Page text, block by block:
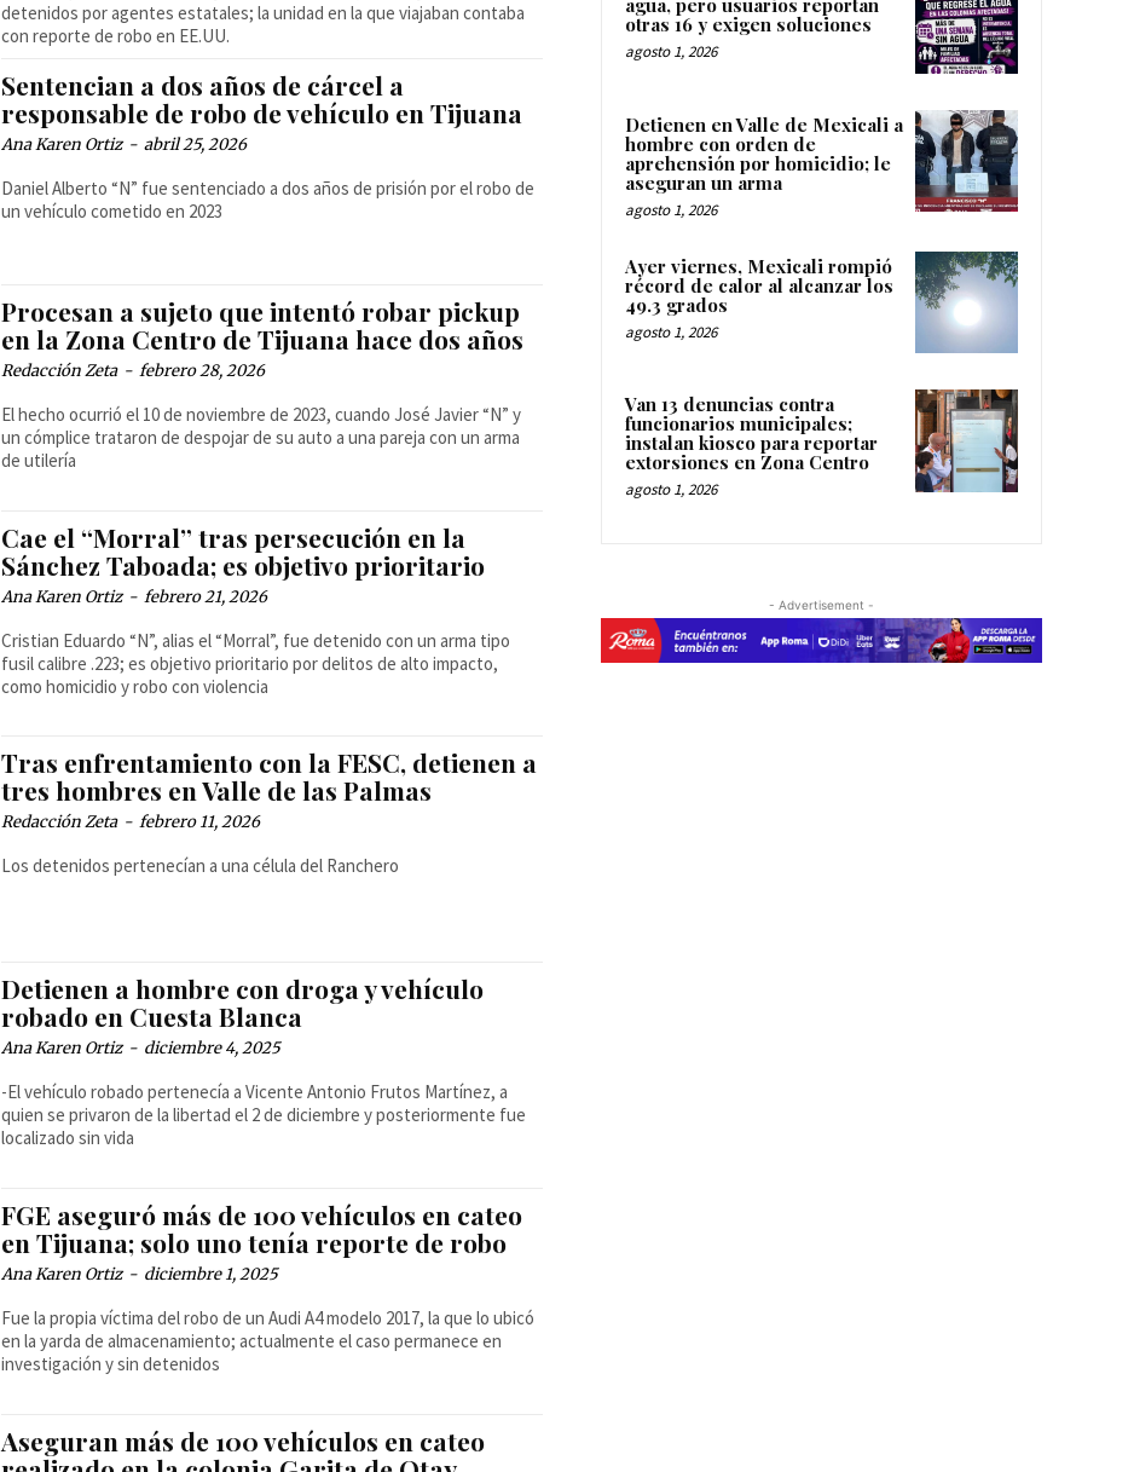
detenidos por agentes estatales; la unidad en la que viajaban contaba
con reporte de robo en EE.UU.
Sentencian a dos años de cárcel a
responsable de robo de vehículo en Tijuana
Ana Karen Ortiz - abril 25, 2026
Daniel Alberto “N” fue sentenciado a dos años de prisión por el robo de
un vehículo cometido en 2023
Procesan a sujeto que intentó robar pickup
en la Zona Centro de Tijuana hace dos años
Redacción Zeta - febrero 28, 2026
El hecho ocurrió el 10 de noviembre de 2023, cuando José Javier “N” y
un cómplice trataron de despojar de su auto a una pareja con un arma
de utilería
Cae el “Morral” tras persecución en la
Sánchez Taboada; es objetivo prioritario
Ana Karen Ortiz - febrero 21, 2026
Cristian Eduardo “N”, alias el “Morral”, fue detenido con un arma tipo
fusil calibre .223; es objetivo prioritario por delitos de alto impacto,
como homicidio y robo con violencia
Tras enfrentamiento con la FESC, detienen a
tres hombres en Valle de las Palmas
Redacción Zeta - febrero 11, 2026
Los detenidos pertenecían a una célula del Ranchero
Detienen a hombre con droga y vehículo
robado en Cuesta Blanca
Ana Karen Ortiz - diciembre 4, 2025
-El vehículo robado pertenecía a Vicente Antonio Frutos Martínez, a
quien se privaron de la libertad el 2 de diciembre y posteriormente fue
localizado sin vida
FGE aseguró más de 100 vehículos en cateo
en Tijuana; solo uno tenía reporte de robo
Ana Karen Ortiz - diciembre 1, 2025
Fue la propia víctima del robo de un Audi A4 modelo 2017, la que lo ubicó
en la yarda de almacenamiento; actualmente el caso permanece en
investigación y sin detenidos
Aseguran más de 100 vehículos en cateo
agua, pero usuarios reportan
otras 16 y exigen soluciones
agosto 1, 2026
Detienen en Valle de Mexicali a
hombre con orden de
aprehensión por homicidio; le
aseguran un arma
agosto 1, 2026
Ayer viernes, Mexicali rompió
récord de calor al alcanzar los
49.3 grados
agosto 1, 2026
Van 13 denuncias contra
funcionarios municipales;
instalan kiosco para reportar
extorsiones en Zona Centro
agosto 1, 2026
- Advertisement -